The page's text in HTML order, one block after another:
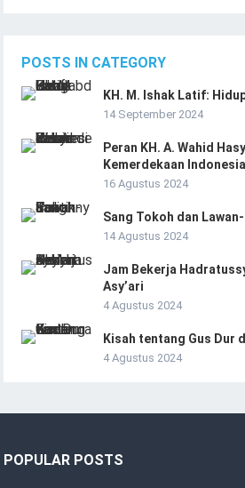
POSTS IN CATEGORY
KH. M. Ishak Latif:
14 September 2024
Peran KH. A. Wahid
Kemerdekaan Indonesia
16 Agustus 2024
Sang Tokoh dan
14 Agustus 2024
Jam Bekerja
Asy’ari
4 Agustus 2024
Kisah tentang Gus Dur
4 Agustus 2024
POPULAR POSTS